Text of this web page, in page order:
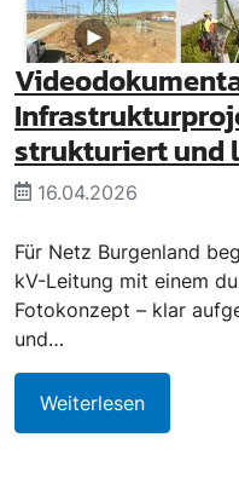
strukturiert und
16.04.2026
Für Netz Burgenland
kV-Leitung mit einem
Fotokonzept – klar
und…
Weiterlesen